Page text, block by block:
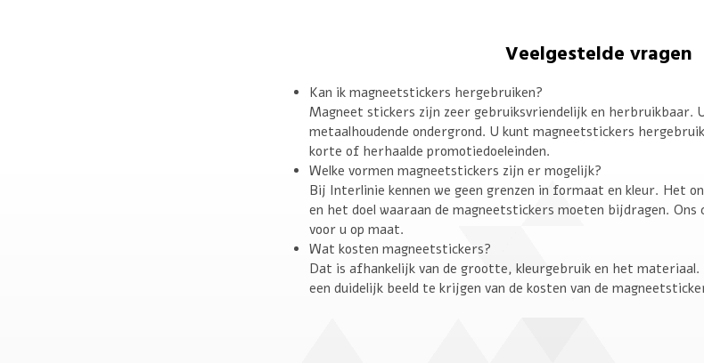
Veelgestelde vragen
Kan ik magneetstickers hergebruiken?
Magneet stickers zijn zeer gebruiksvriendelijk en herbruikbaar.
metaalhoudende ondergrond. U kunt magneetstickers
korte of herhaalde promotiedoeleinden.
Welke vormen magneetstickers zijn er mogelijk?
Bij Interlinie kennen we geen grenzen in formaat en kleur. Het
en het doel waaraan de magneetstickers moeten bijdragen.
voor u op maat.
Wat kosten magneetstickers?
Dat is afhankelijk van de grootte, kleurgebruik en het
een duidelijk beeld te krijgen van de kosten van de